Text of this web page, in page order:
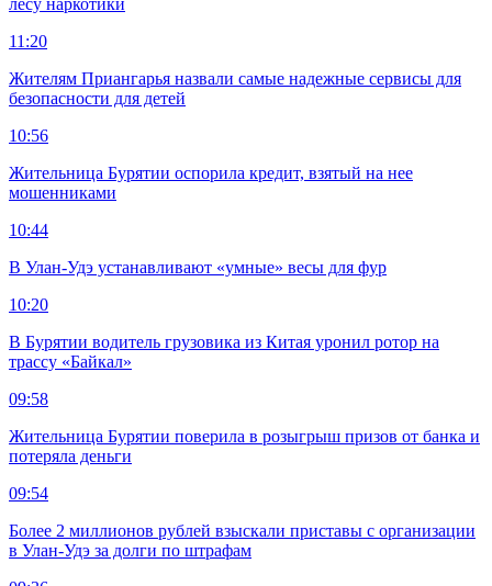
лесу наркотики
11:20
Жителям Приангарья назвали самые надежные сервисы для
безопасности для детей
10:56
Жительница Бурятии оспорила кредит, взятый на нее
мошенниками
10:44
В Улан-Удэ устанавливают «умные» весы для фур
10:20
В Бурятии водитель грузовика из Китая уронил ротор на
трассу «Байкал»
09:58
Жительница Бурятии поверила в розыгрыш призов от банка и
потеряла деньги
09:54
Более 2 миллионов рублей взыскали приставы с организации
в Улан-Удэ за долги по штрафам